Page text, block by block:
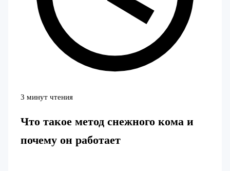
3 минут чтения
Что такое метод снежного кома и
почему он работает